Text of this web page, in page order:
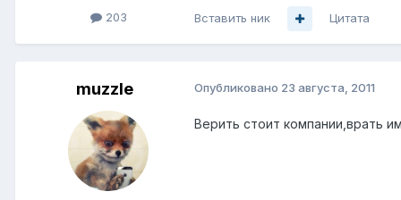
203 Вставить ник Цитата
muzzle Опубликовано 23 августа, 2011
Верить стоит компании,врать